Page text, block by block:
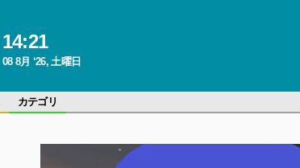
14:21
08 8月 ‘26, 土曜日
カテゴリ